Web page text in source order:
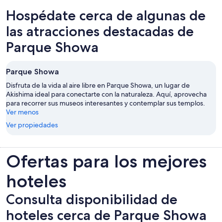
Hospédate cerca de algunas de
las atracciones destacadas de
Parque Showa
Parque Showa
Disfruta de la vida al aire libre en Parque Showa, un lugar de
Akishima ideal para conectarte con la naturaleza. Aquí, aprovecha
para recorrer sus museos interesantes y contemplar sus templos.
Ver menos
Ver propiedades
Ofertas para los mejores
hoteles
Consulta disponibilidad de
hoteles cerca de Parque Showa